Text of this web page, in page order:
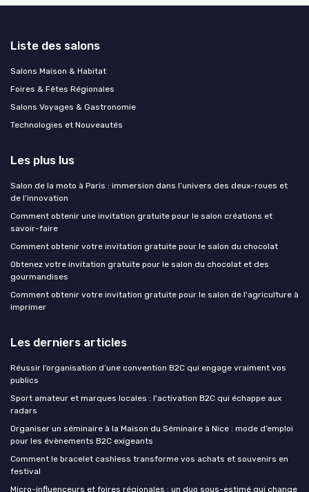
Liste des salons
Salons Maison & Habitat
Foires & Fêtes Régionales
Salons Voyages & Gastronomie
Technologies et Nouveautés
Les plus lus
Salon de la moto à Paris : immersion dans l’univers des deux-roues et
de l’innovation
Comment obtenir une invitation gratuite pour le salon créations et
savoir-faire
Comment obtenir votre invitation gratuite pour le salon du chocolat
Obtenez votre invitation gratuite pour le salon du chocolat et des
gourmandises
Comment obtenir votre invitation gratuite pour le salon de l'agriculture à
imprimer
Les derniers articles
Réussir l’organisation d’une convention B2C qui engage vraiment vos
publics
Sport amateur et marques locales : l'activation B2C qui échappe aux
radars
Organiser un séminaire à la Maison du Séminaire à Nice : mode d’emploi
pour les évènements B2C exigeants
Comment le bracelet cashless transforme vos achats et souvenirs en
festival
Micro-influenceurs et foires régionales : un duo sous-estimé qui change